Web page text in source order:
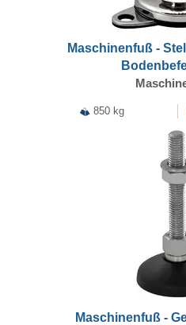
Maschinenfuß -
850 kg
Maschinenfuß -